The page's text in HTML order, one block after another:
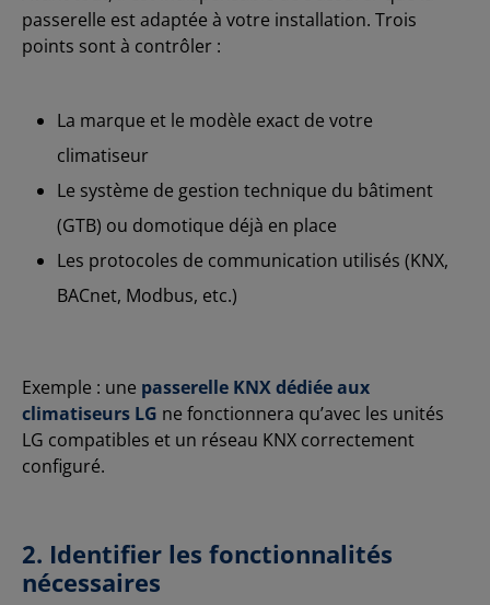
passerelle est adaptée à votre installation. Trois
points sont à contrôler :
La marque et le modèle exact de votre
climatiseur
Le système de gestion technique du bâtiment
(GTB) ou domotique déjà en place
Les protocoles de communication utilisés (KNX,
BACnet, Modbus, etc.)
Exemple : une passerelle KNX dédiée aux
climatiseurs LG ne fonctionnera qu’avec les unités
LG compatibles et un réseau KNX correctement
configuré.
2. Identifier les fonctionnalités
nécessaires